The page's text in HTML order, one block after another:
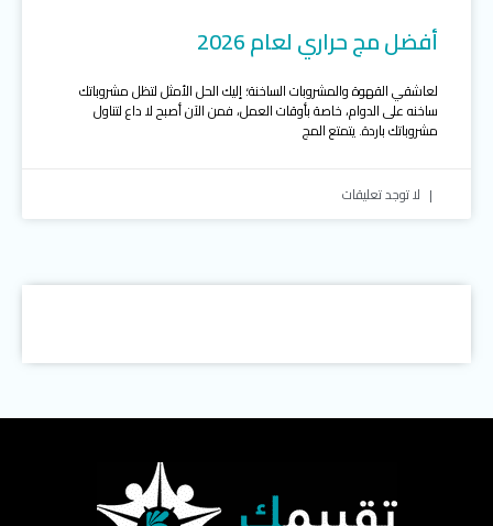
أفضل مج حراري لعام 2026
لعاشقي القهوة والمشروبات الساخنة؛ إليك الحل الأمثل لتظل مشروباتك
ساخنه على الدوام، خاصة بأوقات العمل، فمن الآن أصبح لا داع لتناول
مشروباتك باردة. يتمتع المج
لا توجد تعليقات